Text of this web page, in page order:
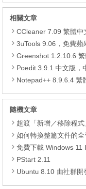
相關文章
CCleaner 7.09 繁體中
3uTools 9.06，免費蘋果
Greenshot 1.2.10.6 繁體
Poedit 3.9.1 中文版，
Notepad++ 8.9.6.4 繁
隨機文章
超渡「新增／移除程
如何轉換整篇文件的
免費下載 Windows 11
PStart 2.11
Ubuntu 8.10 由社群開